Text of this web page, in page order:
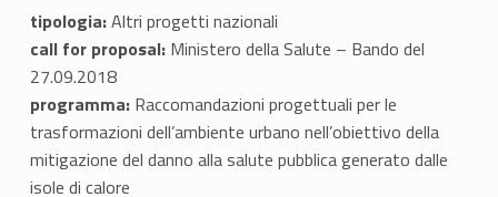
A
d
a
t
tipologia:Altri progetti nazionali
call for proposal: Ministero della Salute – Bando del
27.09.2018
programma: Raccomandazioni progettuali per le
trasformazioni dell’ambiente urbano nell’obiettivo della
mitigazione del danno alla salute pubblica generato dalle
isole di calore